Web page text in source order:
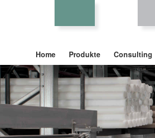
Home Produkte Consulting